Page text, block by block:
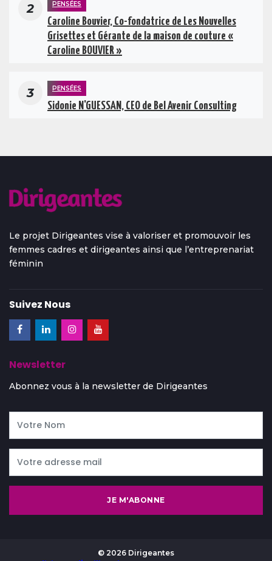
2 PENSÉES
Caroline Bouvier, Co-fondatrice de Les Nouvelles
Grisettes et Gérante de la maison de couture «
Caroline BOUVIER »
3 PENSÉES
Sidonie N'GUESSAN, CEO de Bel Avenir Consulting
Le projet Dirigeantes vise à valoriser et promouvoir les
femmes cadres et dirigeantes ainsi que l’entreprenariat
féminin
Suivez Nous
Newsletter
Abonnez vous à la newsletter de Dirigeantes
JE M'ABONNE
© 2026 Dirigeantes